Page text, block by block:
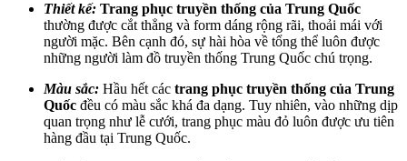
Thiết kế: Trang phục truyền thống của Trung Quốc
thường được cắt thẳng và form dáng rộng rãi, thoải mái với
người mặc. Bên cạnh đó, sự hài hòa về tổng thể luôn được
những người làm đồ truyền thống Trung Quốc chú trọng.
Màu sắc: Hầu hết các trang phục truyền thống của Trung
Quốc đều có màu sắc khá đa dạng. Tuy nhiên, vào những dịp
quan trọng như lễ cưới, trang phục màu đỏ luôn được ưu tiên
hàng đầu tại Trung Quốc.